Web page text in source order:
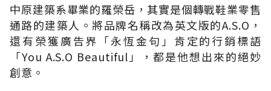
中原建築系畢業的羅榮岳，其實是個轉戰鞋業零售
通路的建築人。將品牌名稱改為英文版的A.S.O，
還有榮獲廣告界「永恆金句」肯定的行銷標語
「You A.S.O Beautiful」，都是他想出來的絕妙
創意。